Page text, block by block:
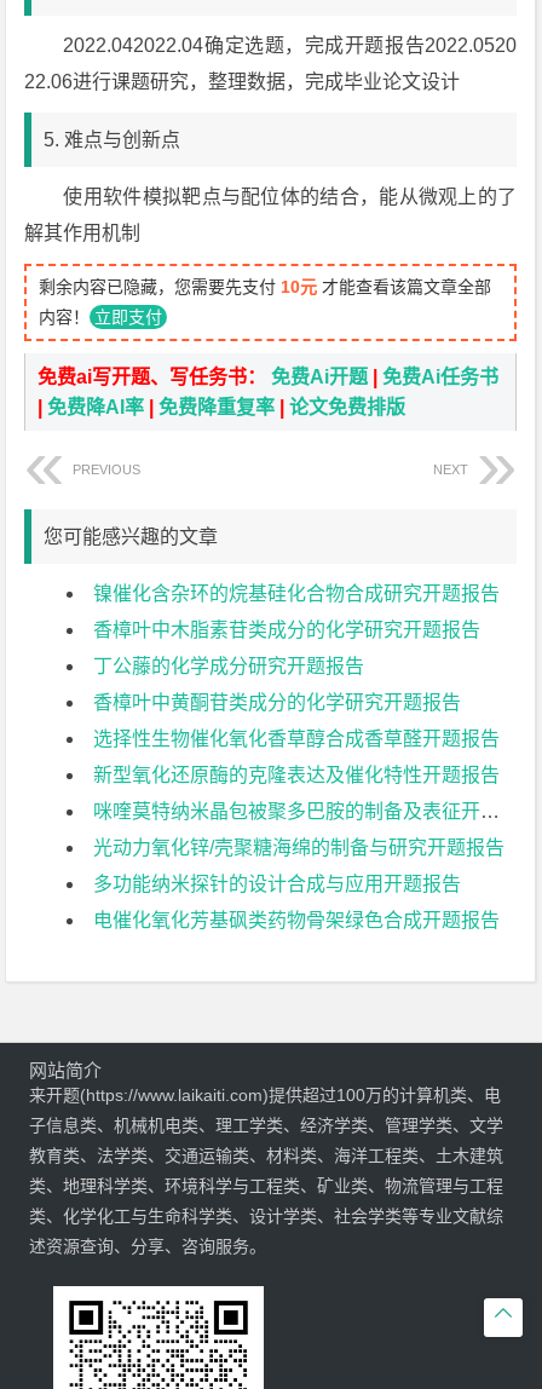
2022.042022.04确定选题，完成开题报告2022.0520
22.06进行课题研究，整理数据，完成毕业论文设计
5. 难点与创新点
使用软件模拟靶点与配位体的结合，能从微观上的了
解其作用机制
剩余内容已隐藏，您需要先支付 10元 才能查看该篇文章全部
内容！ 立即支付
免费ai写开题、写任务书：免费Ai开题 |免费Ai任务书
|免费降AI率 |免费降重复率 |论文免费排版
PREVIOUS NEXT
您可能感兴趣的文章
镍催化含杂环的烷基硅化合物合成研究开题报告
香樟叶中木脂素苷类成分的化学研究开题报告
丁公藤的化学成分研究开题报告
香樟叶中黄酮苷类成分的化学研究开题报告
选择性生物催化氧化香草醇合成香草醛开题报告
新型氧化还原酶的克隆表达及催化特性开题报告
咪喹莫特纳米晶包被聚多巴胺的制备及表征开题报告
光动力氧化锌/壳聚糖海绵的制备与研究开题报告
多功能纳米探针的设计合成与应用开题报告
电催化氧化芳基砜类药物骨架绿色合成开题报告

网站简介
来开题(https://www.laikaiti.com)提供超过100万的计算机类、电
子信息类、机械机电类、理工学类、经济学类、管理学类、文学
教育类、法学类、交通运输类、材料类、海洋工程类、土木建筑
类、地理科学类、环境科学与工程类、矿业类、物流管理与工程
类、化学化工与生命科学类、设计学类、社会学类等专业文献综
述资源查询、分享、咨询服务。